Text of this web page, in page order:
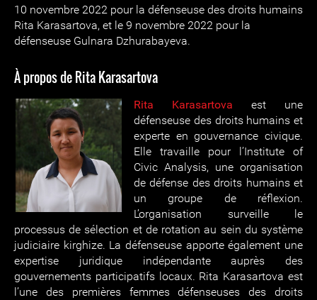
10 novembre 2022 pour la défenseuse des droits humains
Rita Karasartova, et le 9 novembre 2022 pour la
défenseuse Gulnara Dzhurabayeva.
À propos de Rita Karasartova
Rita Karasartova est une
défenseuse des droits humains et
experte en gouvernance civique.
Elle travaille pour l’Institute of
Civic Analysis, une organisation
de défense des droits humains et
un groupe de réflexion.
L’organisation surveille le
processus de sélection et de rotation au sein du système
judiciaire kirghize. La défenseuse apporte également une
expertise juridique indépendante auprès des
gouvernements participatifs locaux. Rita Karasartova est
l’une des premières femmes défenseuses des droits